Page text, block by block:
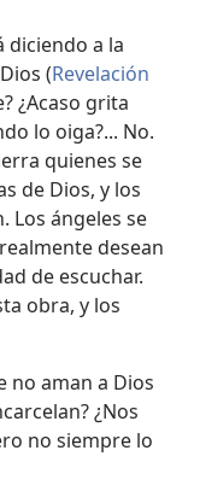
diciendo a la
(Revelación
¿Acaso grita
lo oiga?... No.
quienes se
de Dios, y los
Los ángeles se
desean
de escuchar.
obra, y los
no aman a Dios
¿Nos
no siempre lo